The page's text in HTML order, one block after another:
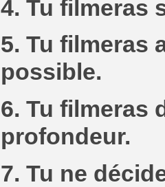
4. Tu filmeras
5. Tu filmeras
possible.
6. Tu filmeras
profondeur.
7. Tu ne